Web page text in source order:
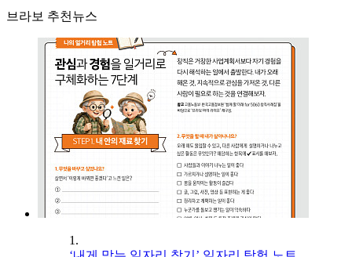
브라보 추천뉴스
1.